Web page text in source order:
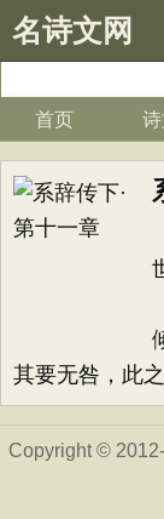
名诗文网
首页
其要无咎，此
Copyright ©